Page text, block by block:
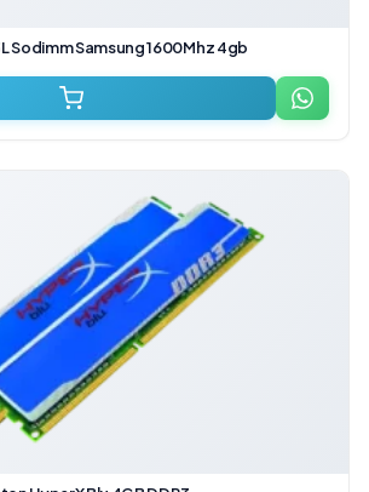
Sodimm Samsung 1600Mhz 4gb